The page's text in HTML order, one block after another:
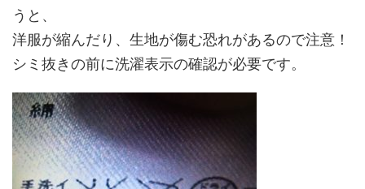
うと、
洋服が縮んだり、生地が傷む恐れがあるので注意！
シミ抜きの前に洗濯表示の確認が必要です。